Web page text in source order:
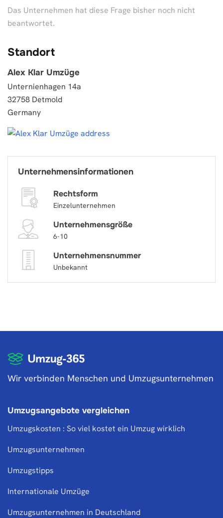
Das Unternehmen hat diese Frage bisher noch nicht
beantwortet.
Standort
Alex Klar Umzüge
Unternienhagen 14a
32758 Detmold
Germany
Unternehmensinformationen
Rechtsform
Einzelunternehmen
Unternehmensgröße
6-10
Unternehmensnummer
Unbekannt
Wir verbinden Menschen und Umzugsunternehmen
Umzugsangebote vergleichen
Umzugskosten : So viel kostet ein Umzug wirklich
Umzugsunternehmen
Umzugstipps
Internationale Umzüge
Umzugsunternehmen in Deutschland